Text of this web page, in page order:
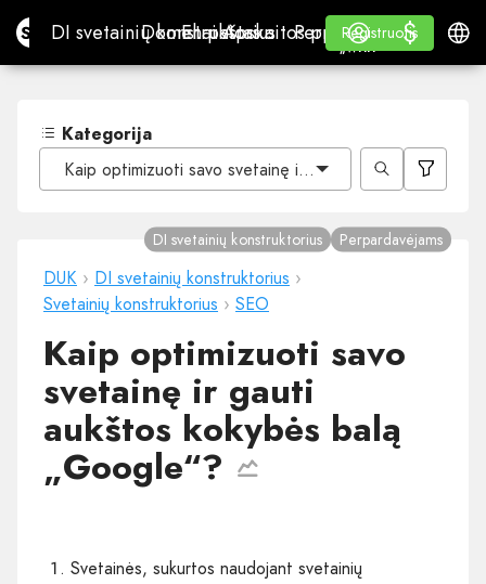
Site.proDI svetainių konstruktorius
DI svetainių konstruktorius
Domenai
DomenaiEl. paštas
El. paštasApskaitos programa
Apskaitos programa
Perpardavėjams
„WHITE LABEL“
Mokymasis
Mokymasis
Registruotis
Registruotis
Prisijungti
$
$
Kategorija
Kaip optimizuoti savo svetainę ir gauti aukštos kokybės
DUK › DI svetainių konstruktorius ›
Svetainių konstruktorius › SEO
DI svetainių konstruktorius Perpardavėjams
Kaip optimizuoti savo
svetainę ir gauti
aukštos kokybės balą
„Google“?
Svetainės, sukurtos naudojant svetainių